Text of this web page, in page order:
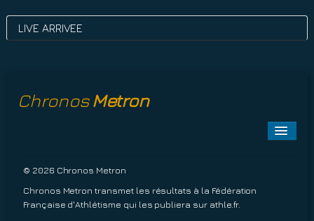
LIVE ARRIVEE
Chronos Metron
Toggle
A PROPOS
EPREUVES À VENIR
Chronos Metron transmet les résultats à la Fédération
Française d'Athlétisme qui les publiera sur athle.fr.
© 2026 Chronos Metron